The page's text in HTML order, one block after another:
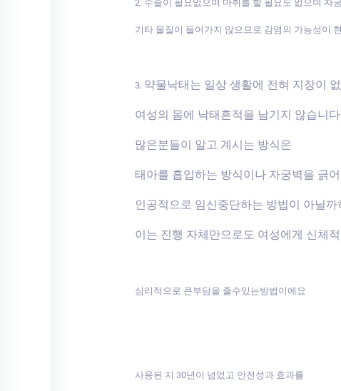
2. 수술이 필요없으며 마취를 할 필요도 없으며 자
기타 물질이 들어가지 않으므로 감염의 가능성이
3. 약물낙태는 일상 생활에 전혀 지장이
여성의 몸에 낙태흔적을 남기지 않습니다
많은분들이 알고 계시는 방식은
태아를 흡입하는 방식이나 자궁벽을 긁어
인공적으로 임신중단하는 방법이 아닐까
이는 진행 자체만으로도 여성에게 신체
심리적으로 큰부담을 줄수있는방법이에요
사용된 지 30년이 넘었고 안전성과 효과를